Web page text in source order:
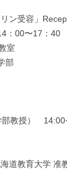
ン受容」
：00〜17：40
室
部
部教授）
道教育大学 准